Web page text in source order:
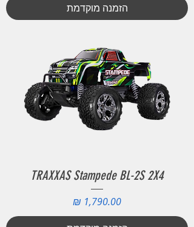
הזמנה מוקדמת
TRAXXAS Stampede BL-2S 2X4
מחיר